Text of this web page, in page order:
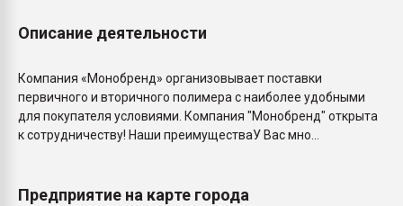
Описание деятельности
Компания «Монобренд» организовывает поставки
первичного и вторичного полимера с наиболее удобными
для покупателя условиями. Компания "Монобренд" открыта
к сотрудничеству! Наши преимуществаУ Вас мно...
Предприятие на карте города